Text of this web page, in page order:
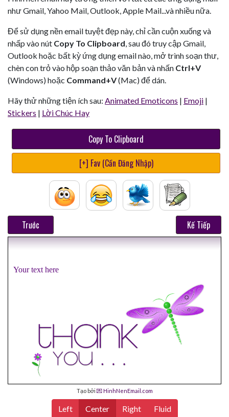
như Gmail, Yahoo Mail, Outlook, Apple Mail...và nhiều nữa.
Để sử dụng nền email tuyệt đẹp này, chỉ cần cuộn xuống và
nhấp vào nút Copy To Clipboard, sau đó truy cập Gmail,
Outlook hoặc bất kỳ ứng dụng email nào, mở trình soạn thư,
chèn con trỏ vào hộp soạn thảo văn bản và nhấn Ctrl+V
(Windows) hoặc Command+V(Mac) để dán.
Hãy thử những tiện ích sau: Animated Emoticons | Emoji |
Stickers | Lời Chúc Hay
Copy To Clipboard
[+] Fav (Cần Đăng Nhập)
Trước Kế Tiếp
Your text here
Tạo bởi 💌 HinhNenEmail.com
Left Center Right Fluid